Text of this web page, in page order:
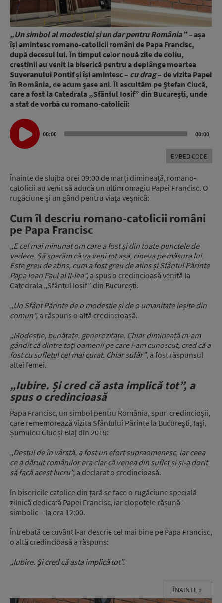
„Un simbol al modestiei și un dar pentru România” –așa
își amintesc romano-catolicii români de Papa Francisc,
după decesul lui. În timpul celor nouă zile de doliu,
creștinii au venit la biserică pentru a deplânge moartea
Suveranului Pontif și își amintesc – cu drag– de vizita Papei
în România, de acum șase ani. Îl ascultăm pe Ștefan Ciucă,
care a fost la Catedrala „Sfântul Iosif” din București, unde
a stat de vorbă cu romano-catolicii:
Audio
Player
00:00 00:00
EMBED CODE
Înainte de slujba orei 09:00 de marți dimineață, romano-
catolicii au venit să aducă un ultim omagiu Papei Francisc. O
rugăciune și un gând pentru viața veșnică:
Cum îl descriu romano-catolicii români
pe Papa Francisc
„E cel mai minunat om care a fost și din toate punctele de
vedere. Să sperăm că va veni tot așa, cineva pe măsura lui.
Este greu de atins, cum a fost greu de atins și Sfântul Părinte
Papa Ioan Paul al II-lea”, a spus o credincioasă venită la
Catedrala „Sfântul Iosif” din București.
„Un Sfânt Părinte de o modestie și de o umanitate ieșite din
comun”, a răspuns o altă credincioasă.
„Modestie, bunătate, generozitate. Chiar dimineață m-am
gândit că dintre toți oamenii pe care i-am cunoscut, cred că a
fost cu sufletul cel mai curat. Chiar sufăr”, a fost răspunsul
altei femei.
„Iubire. Și cred că asta implică tot”, a
spus o credincioasă
Papa Francisc, un simbol pentru România, spun credincioșii,
care rememorează vizita Sfântului Părinte la București, Iași,
Șumuleu Ciuc și Blaj din 2019:
„Destul de în vârstă, a fost un efort supraomenesc, iar ceea
ce a dăruit românilor era clar că venea din suflet și și-a dorit
să facă acest lucru”, a declarat o credincioasă.
În bisericile catolice din țară se face o rugăciune specială
zilnică dedicată Papei Francisc, iar clopotele răsună –
simbolic – la ora 12:00.
Întrebată ce cuvânt l-ar descrie cel mai bine pe Papa Francisc,
o altă credincioasă a răspuns:
„Iubire. Și cred că asta implică tot”.
ÎNAINTE »